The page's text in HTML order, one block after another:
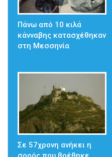
Πάνω από 10 κιλά
κάνναβης κατασχέθηκαν
στη Μεσσηνία
Σε 57χρονη ανήκει η